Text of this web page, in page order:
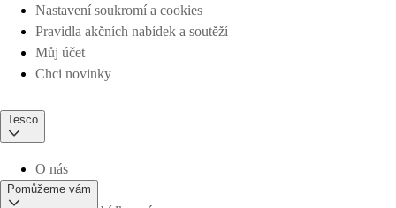
Nastavení soukromí a cookies
Pravidla akčních nabídek a soutěží
Můj účet
Chci novinky
Tesco
O nás
Pomůžeme vám